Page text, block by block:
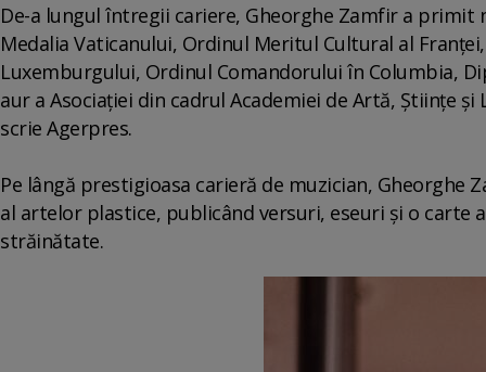
De-a lungul întregii cariere, Gheorghe Zamfir a
Medalia Vaticanului, Ordinul Meritul Cultural al
Luxemburgului, Ordinul Comandorului în Columbia,
aur a Asociaţiei din cadrul Academiei de Artă, Ştiinţe
scrie Agerpres.
Pe lângă prestigioasa carieră de muzician,
al artelor plastice, publicând versuri, eseuri şi o
străinătate.